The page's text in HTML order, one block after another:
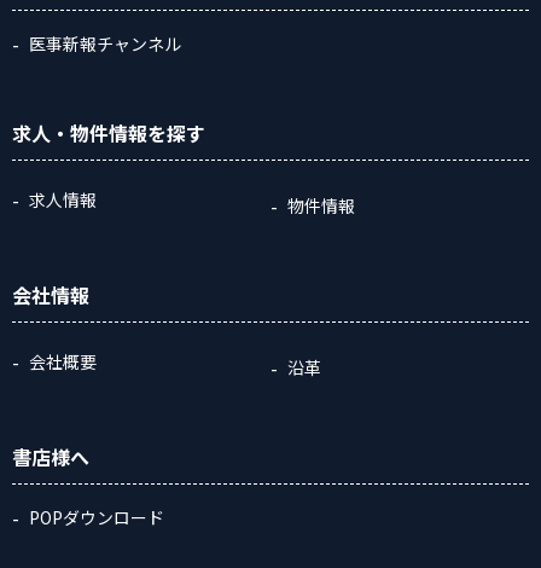
医事新報チャンネル
求人・物件情報を探す
求人情報 物件情報
会社情報
会社概要 沿革
書店様へ
POPダウンロード